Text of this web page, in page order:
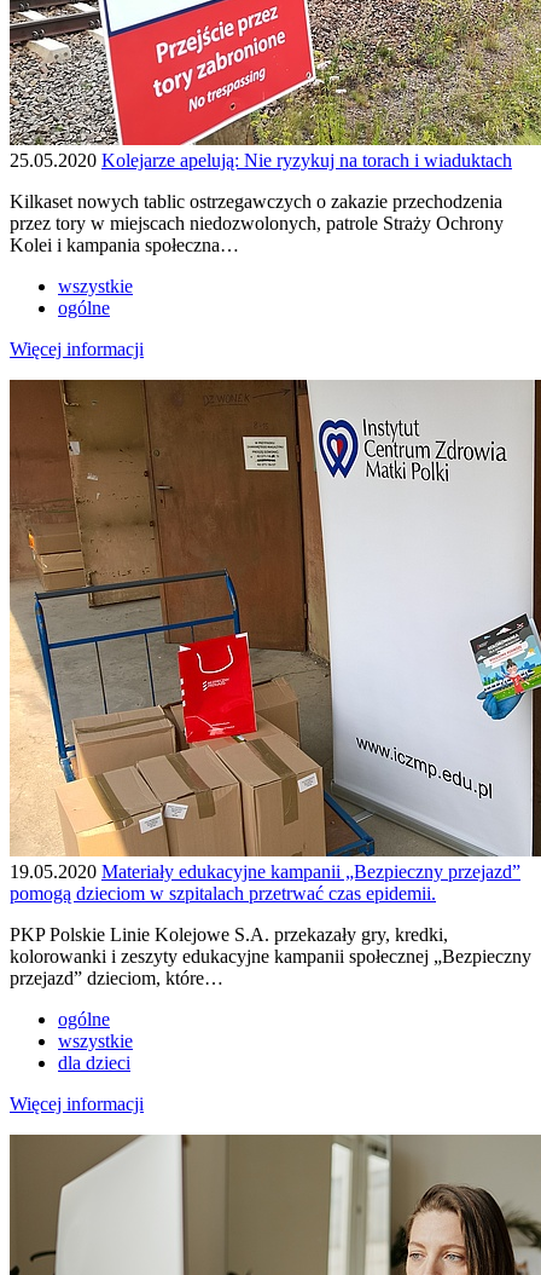
25.05.2020 Kolejarze apelują: Nie ryzykuj na torach i wiaduktach
Kilkaset nowych tablic ostrzegawczych o zakazie przechodzenia
przez tory w miejscach niedozwolonych, patrole Straży Ochrony
Kolei i kampania społeczna…
wszystkie
ogólne
Więcej informacji
19.05.2020 Materiały edukacyjne kampanii „Bezpieczny przejazd”
pomogą dzieciom w szpitalach przetrwać czas epidemii.
PKP Polskie Linie Kolejowe S.A. przekazały gry, kredki,
kolorowanki i zeszyty edukacyjne kampanii społecznej „Bezpieczny
przejazd” dzieciom, które…
ogólne
wszystkie
dla dzieci
Więcej informacji